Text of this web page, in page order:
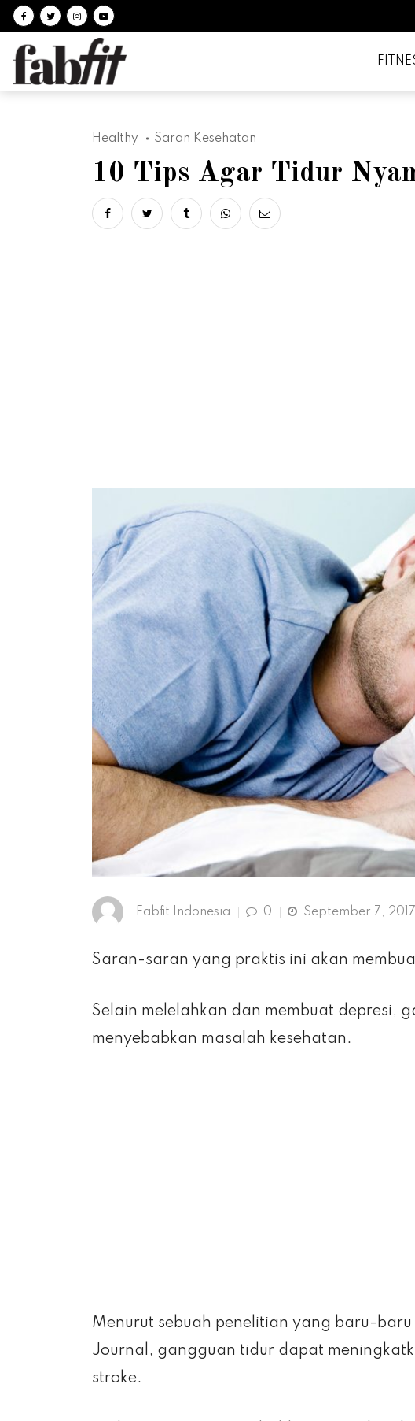
Follow on facebook
Follow on Twitter
Follow on Instagram
Follow on Youtube
Healthy Saran Kesehatan
10 Tips Agar Tidur
Share on facebook
Share on twitter
Share on tumblr
Share via whatsapp
Share via email
Fabfit Indonesia 0 September 7, 2017
Saran-saran yang praktis ini akan
Selain melelahkan dan membuat depresi,
menyebabkan masalah kesehatan.
Menurut sebuah penelitian yang baru-
Journal, gangguan tidur dapat
stroke.